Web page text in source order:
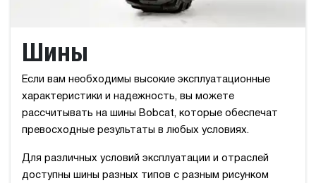
Шины
Если вам необходимы высокие эксплуатационные
характеристики и надежность, вы можете
рассчитывать на шины Bobcat, которые обеспечат
превосходные результаты в любых условиях.
Для различных условий эксплуатации и отраслей
доступны шины разных типов с разным рисунком